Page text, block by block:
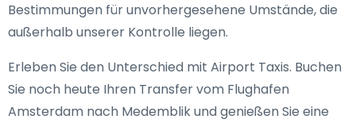
Bestimmungen für unvorhergesehene Umstände, die
außerhalb unserer Kontrolle liegen.
Erleben Sie den Unterschied mit Airport Taxis. Buchen
Sie noch heute Ihren Transfer vom Flughafen
Amsterdam nach Medemblik und genießen Sie eine